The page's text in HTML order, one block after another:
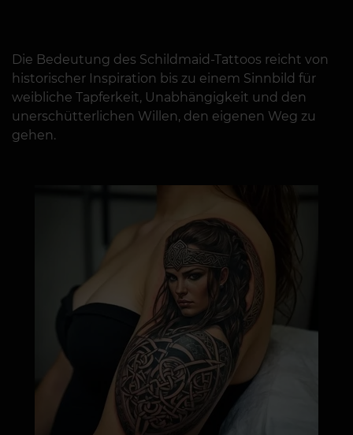
Die Bedeutung des Schildmaid-Tattoos reicht von
historischer Inspiration bis zu einem Sinnbild für
weibliche Tapferkeit, Unabhängigkeit und den
unerschütterlichen Willen, den eigenen Weg zu
gehen.